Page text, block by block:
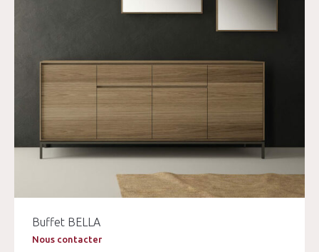
Buffet BELLA
Nous contacter